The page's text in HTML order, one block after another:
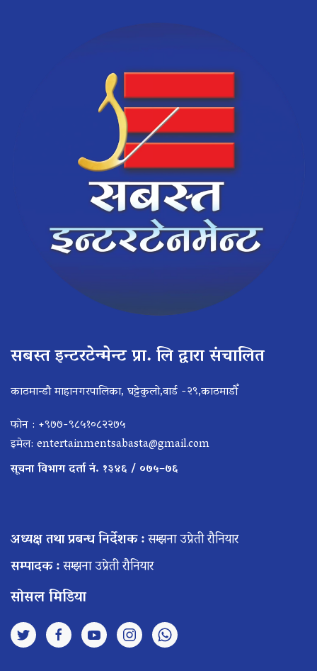
सबस्त इन्टरटेन्मेन्ट प्रा. लि द्वारा संचालित
काठमान्डौ माहानगरपालिका, घट्टेकुलो,वार्ड -२९,काठमाडौँ
फोन : +९७७-९८५१०८२२७५
इमेल: entertainmentsabasta@gmail.com
सूचना विभाग दर्ता नं. १३४६ / ०७५–७६
अध्यक्ष तथा प्रबन्ध निर्देशक :सम्झना उप्रेती रौनियार
सम्पादक :सम्झना उप्रेती रौनियार
सोसल मिडिया